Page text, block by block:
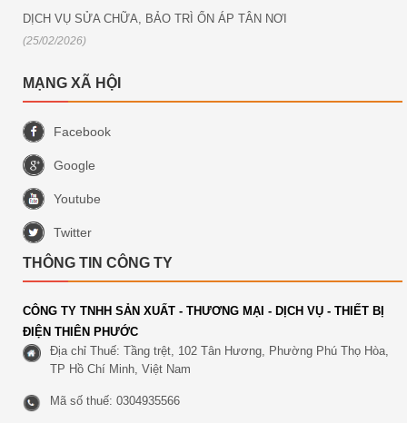
DỊCH VỤ SỬA CHỮA, BẢO TRÌ ỔN ÁP TÂN NƠI
(25/02/2026)
MẠNG XÃ HỘI
Facebook
Google
Youtube
Twitter
THÔNG TIN CÔNG TY
CÔNG TY TNHH SẢN XUẤT - THƯƠNG MẠI - DỊCH VỤ - THIẾT BỊ
ĐIỆN THIÊN PHƯỚC
Địa chỉ Thuế: Tầng trệt, 102 Tân Hương, Phường Phú Thọ Hòa,
TP Hồ Chí Minh, Việt Nam
Mã số thuế: 0304935566